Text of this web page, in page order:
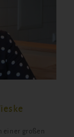
einer großen